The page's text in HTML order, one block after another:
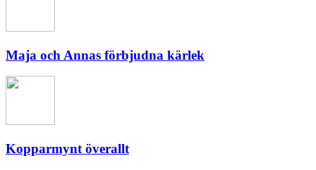
Maja och Annas förbjudna kärlek
Kopparmynt överallt